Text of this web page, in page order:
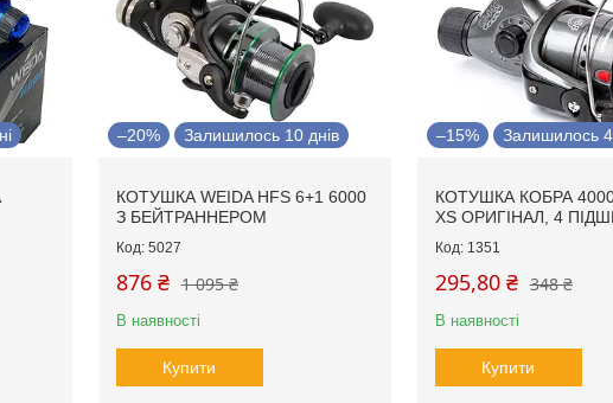
–20% Залишилось 10 днів
КОТУШКА WEIDA HFS 6+1 6000
З БЕЙТРАННЕРОМ
5027
1 095 ₴
876 ₴
В наявності
Купити
–15% Залишилось
КОТУШКА КОБРА 4000
XS ОРИГІНАЛ, 4
1351
348 ₴
295,80 ₴
В наявності
Купити